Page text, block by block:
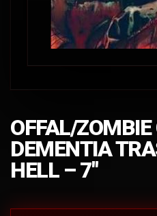
OFFAL/
DEMENTIA
HELL – 7″